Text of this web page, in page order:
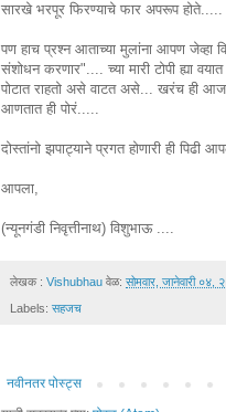
सारखे भरपूर फिरण्याचे फार अपरूप
पण हाच प्रश्न आताच्या मुलांना आपण जेव्हा
संशोधन करणार".... च्या मारी टोपी ह्या
पोटात राहतो असे वाटत असे... खरंच ही
आणतात ही पोरं.....
दोस्तांनो झपाट्याने प्रगत होणारी ही
आपला,
(न्यूनगंडी निवृत्तीनाथ) विशुभाऊ ....
लेखक : Vishubhau वेळ: सोमवार, जानेवारी ०४,
Labels: सहजच
नवीनतर पोस्ट्स